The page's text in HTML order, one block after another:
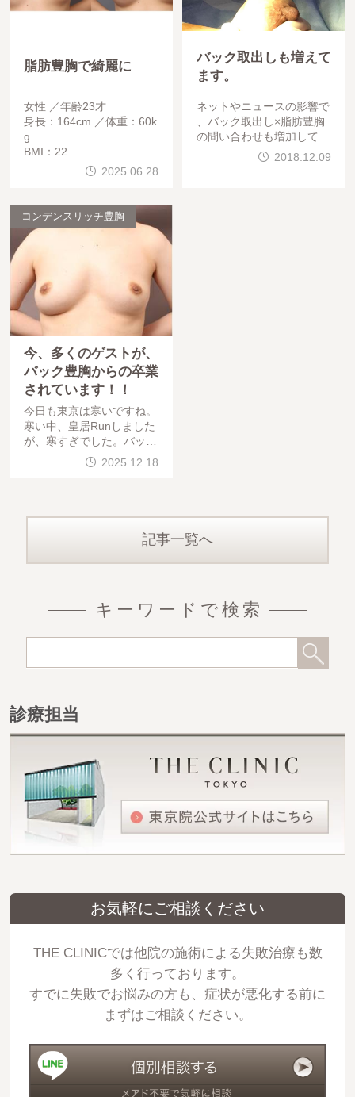
脂肪豊胸で綺麗に
女性
年齢23才
身長：164cm
体重：60k
g
BMI：22
2025.06.28
バック取出しも増えて
ます。
ネットやニュースの影響で
、バック取出し×脂肪豊胸
の問い合わせも増加してお
ります。30代 女性 バッ
2018.12.09
コンデンスリッチ豊胸
今、多くのゲストが、
バック豊胸からの卒業
されています！！
今日も東京は寒いですね。
寒い中、皇居Runしました
が、寒すぎでした。バック
取り出し、コンデンスリッ
チ豊胸の御相談が、本当に
、
2025.12.18
記事一覧へ
キーワードで検索
診療担当
お気軽にご相談ください
THE CLINICでは他院の施術による失敗治療も数
多く行っております。
すでに失敗でお悩みの方も、症状が悪化する前に
まずはご相談ください。